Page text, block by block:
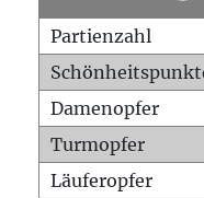
Partienzahl
Damenopfer
Turmopfer
Läuferopfer